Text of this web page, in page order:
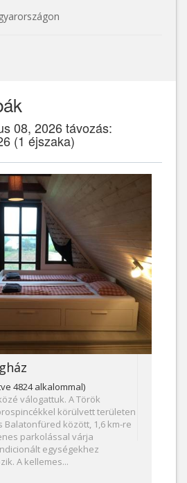
08, 2026 távozás:
(1 éjszaka)
4824 alkalommal)
válogattuk. A Török
körülvett területen
Balatonfüred között, 1,6 km-re
parkolással várja
egységekhez
A kellemes...